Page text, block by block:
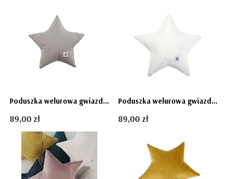
Poduszka welurowa gwiazdka - szara Bellamy
89,00 zł
Poduszka welurowa gwiazdka - biała SNOW Bellamy
89,00 zł